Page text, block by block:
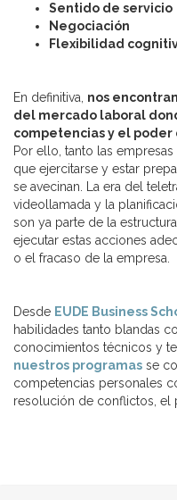
Sentido de servicio
Negociación
Flexibilidad
En definitiva, nos
del mercado laboral
competencias y el poder
Por ello, tanto las
que ejercitarse y estar
se avecinan. La era del
videollamada y la
son ya parte de la
ejecutar estas acciones
o el fracaso de la empresa.
Desde EUDE Business
habilidades tanto blandas
conocimientos técnicos y
nuestros programas se
competencias personales
resolución de conflictos, el